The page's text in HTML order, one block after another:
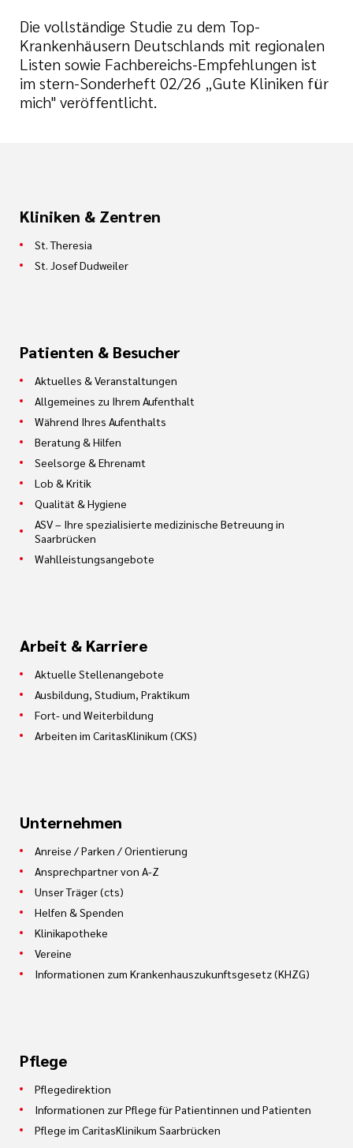
Die vollständige Studie zu dem Top-
Krankenhäusern Deutschlands mit regionalen
Listen sowie Fachbereichs-Empfehlungen ist
im stern-Sonderheft 02/26 „Gute Kliniken für
mich" veröffentlicht.
Kliniken & Zentren
St. Theresia
St. Josef Dudweiler
Patienten & Besucher
Aktuelles & Veranstaltungen
Allgemeines zu Ihrem Aufenthalt
Während Ihres Aufenthalts
Beratung & Hilfen
Seelsorge & Ehrenamt
Lob & Kritik
Qualität & Hygiene
ASV – Ihre spezialisierte medizinische Betreuung in
Saarbrücken
Wahlleistungsangebote
Arbeit & Karriere
Aktuelle Stellenangebote
Ausbildung, Studium, Praktikum
Fort- und Weiterbildung
Arbeiten im CaritasKlinikum (CKS)
Unternehmen
Anreise / Parken / Orientierung
Ansprechpartner von A-Z
Unser Träger (cts)
Helfen & Spenden
Klinikapotheke
Vereine
Informationen zum Krankenhauszukunftsgesetz (KHZG)
Pflege
Pflegedirektion
Informationen zur Pflege für Patientinnen und Patienten
Pflege im CaritasKlinikum Saarbrücken